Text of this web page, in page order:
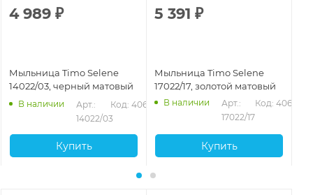
4 989 ₽
Мыльница Timo Selene
14022/03, черный матовый
В наличии
Арт.:
14022/03
Код: 40653
Купить
5 391 ₽
Мыльница Timo Selene
17022/17, золотой матовый
В наличии
Арт.:
17022/17
Код: 40654
Купить